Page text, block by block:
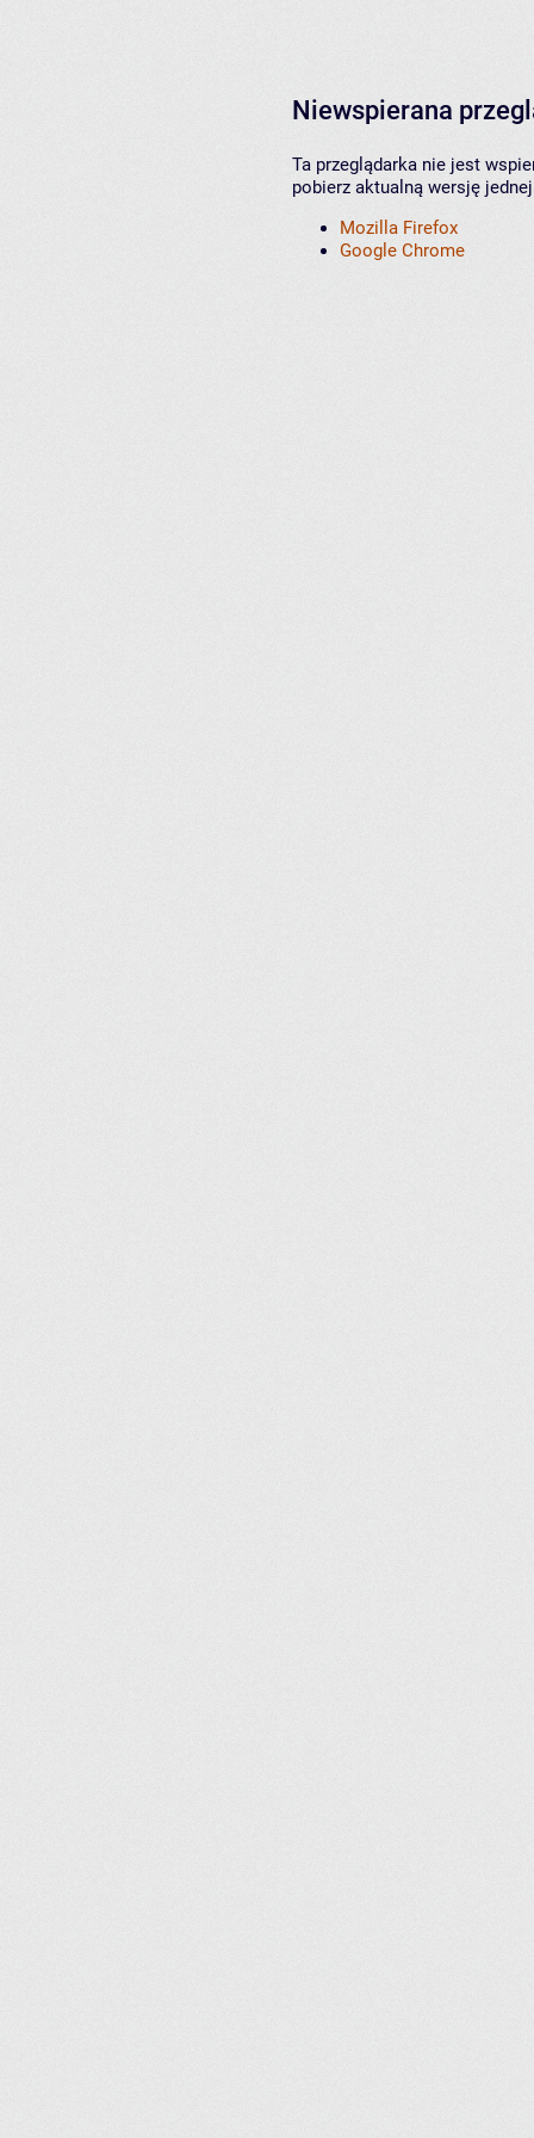
Niewspierana
Ta przeglądarka nie jest
pobierz aktualną wersję
Mozilla Firefox
Google Chrome